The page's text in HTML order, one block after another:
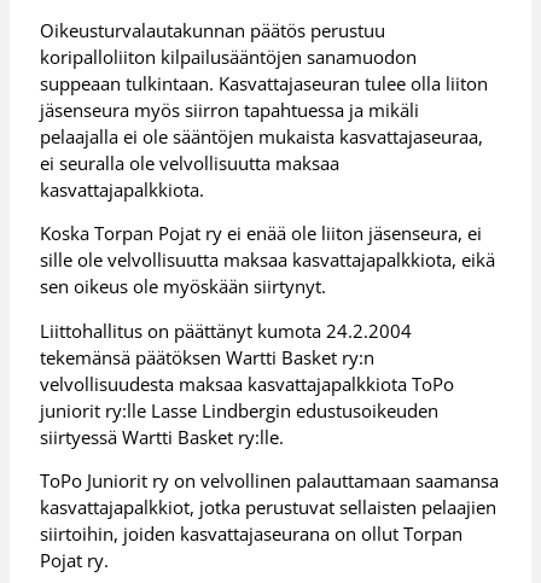
Oikeusturvalautakunnan päätös perustuu
koripalloliiton kilpailusääntöjen sanamuodon
suppeaan tulkintaan. Kasvattajaseuran tulee olla liiton
jäsenseura myös siirron tapahtuessa ja mikäli
pelaajalla ei ole sääntöjen mukaista kasvattajaseuraa,
ei seuralla ole velvollisuutta maksaa
kasvattajapalkkiota.
Koska Torpan Pojat ry ei enää ole liiton jäsenseura, ei
sille ole velvollisuutta maksaa kasvattajapalkkiota, eikä
sen oikeus ole myöskään siirtynyt.
Liittohallitus on päättänyt kumota 24.2.2004
tekemänsä päätöksen Wartti Basket ry:n
velvollisuudesta maksaa kasvattajapalkkiota ToPo
juniorit ry:lle Lasse Lindbergin edustusoikeuden
siirtyessä Wartti Basket ry:lle.
ToPo Juniorit ry on velvollinen palauttamaan saamansa
kasvattajapalkkiot, jotka perustuvat sellaisten pelaajien
siirtoihin, joiden kasvattajaseurana on ollut Torpan
Pojat ry.